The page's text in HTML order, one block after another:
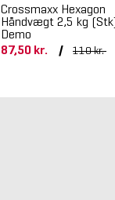
Crossmaxx Hexagon
Håndvægt 2,5 kg
Demo
87,50 kr.
/ 110 kr.